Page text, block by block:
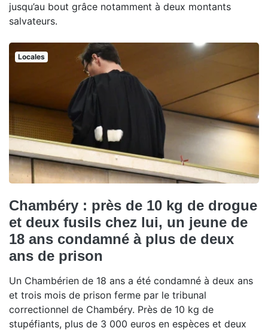
jusqu’au bout grâce notamment à deux montants
salvateurs.
Locales
Chambéry : près de 10 kg de drogue
et deux fusils chez lui, un jeune de
18 ans condamné à plus de deux
ans de prison
Un Chambérien de 18 ans a été condamné à deux ans
et trois mois de prison ferme par le tribunal
correctionnel de Chambéry. Près de 10 kg de
stupéfiants, plus de 3 000 euros en espèces et deux